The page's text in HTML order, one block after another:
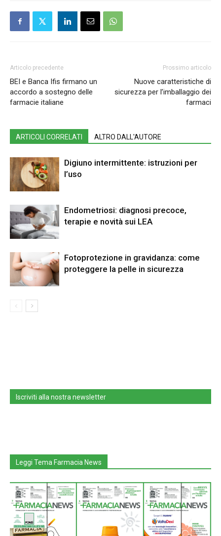
Articolo precedente
BEI e Banca Ifis firmano un
accordo a sostegno delle
farmacie italiane
Prossimo articolo
Nuove caratteristiche di
sicurezza per l’imballaggio dei
farmaci
ARTICOLI CORRELATI ALTRO DALL'AUTORE
Digiuno intermittente: istruzioni per
l’uso
Endometriosi: diagnosi precoce,
terapie e novità sui LEA
Fotoprotezione in gravidanza: come
proteggere la pelle in sicurezza
Iscriviti alla nostra newsletter
Leggi Tema Farmacia News